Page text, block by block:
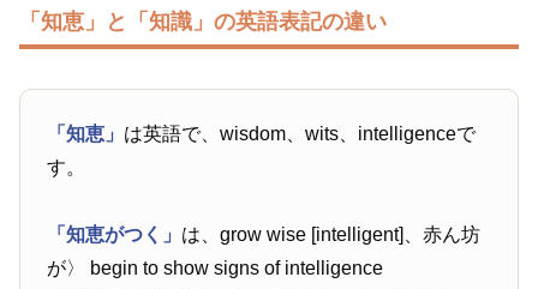
「知恵」と「知識」の英語表記の違い
「知恵」 は英語で、wisdom、wits、intelligenceで
す。
「知恵がつく」 は、grow wise [intelligent]、赤ん坊
が〉 begin to show signs of intelligence